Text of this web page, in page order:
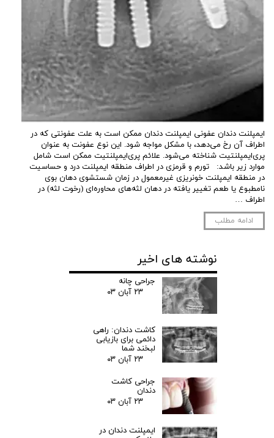
ایمپلنت دندان عفونی ایمپلنت دندان ممکن است به علت عفونتی که در
اطراف آن رخ می‌دهد، با مشکل مواجه شود. این نوع عفونت به عنوان
پری‌ایمپلنتیت شناخته می‌شود. علائم پری‌ایمپلنتیت ممکن است شامل
موارد زیر باشد: تورم و قرمزی در اطراف منطقه ایمپلنت درد و حساسیت
در منطقه ایمپلنت خونریزی غیرمعمول در زمان شستشوی دهان بوی
نامطبوع یا طعم تغییر یافته در دهان لثه‌های محاوره‌ای (رخوت لثه) در
اطراف …
ادامه مطلب
نوشته های اخیر
جراحی چانه
۲۳ آبان ۰۳
کاشت دندان: راهی
دائمی برای بازیابی
لبخند شما
۲۳ آبان ۰۳
جراحی کاشت
دندان
۲۳ آبان ۰۳
ایمپلنت دندان در